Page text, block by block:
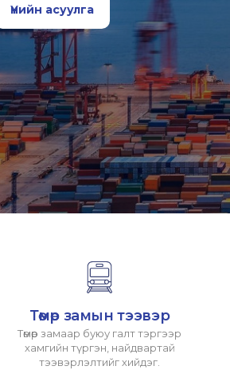
Үнийн асуулга
Төмөр замын тээвэр
Төмөр замаар буюу галт тэргээр
хамгийн түргэн, найдвартай
тээвэрлэлтийг хийдэг.